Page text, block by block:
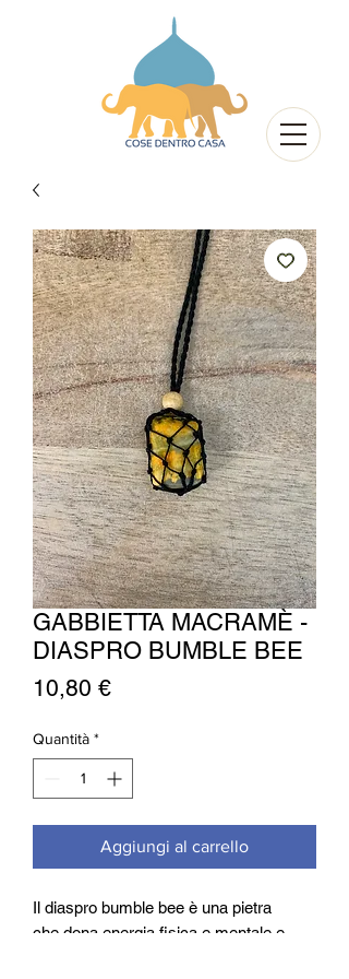
GABBIETTA MACRAMÈ -
DIASPRO BUMBLE BEE
10,80 €Prezzo
Quantità *
Aggiungi al carrello
Il diaspro bumble bee è una pietra
che dona energia fisica e mentale e